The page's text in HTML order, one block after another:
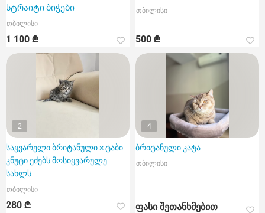
სტრაიტი ბიჭები
თბილისი
1 100 ₾
თბილისი
500 ₾
2
საყვარელი ბრიტანული × ტაბი
კნუტი ეძებს მოსიყვარულე
სახლს
თბილისი
280 ₾
4
ბრიტანული კატა
თბილისი
ფასი შეთანხმებით